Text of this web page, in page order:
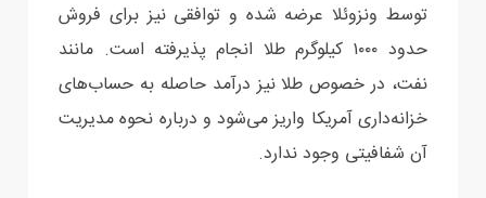
توسط ونزوئلا عرضه شده و توافقی نیز برای فروش
حدود ۱۰۰۰ کیلوگرم طلا انجام پذیرفته است. مانند
نفت، در خصوص طلا نیز درآمد حاصله به حساب‌های
خزانه‌داری آمریکا واریز می‌شود و درباره نحوه مدیریت
آن شفافیتی وجود ندارد.